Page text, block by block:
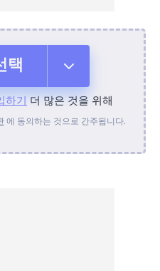
택
하기 더 많은 것을 위해
에 동의하는 것으로 간주됩니다.